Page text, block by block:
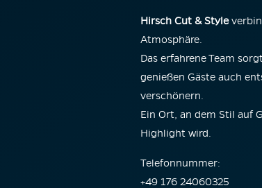
Hirsch Cut & Style
Atmosphäre.
Das erfahrene Team
genießen Gäste auch
verschönern.
Ein Ort, an dem Stil auf
Highlight wird.
Telefonnummer:
+49 176 24060325